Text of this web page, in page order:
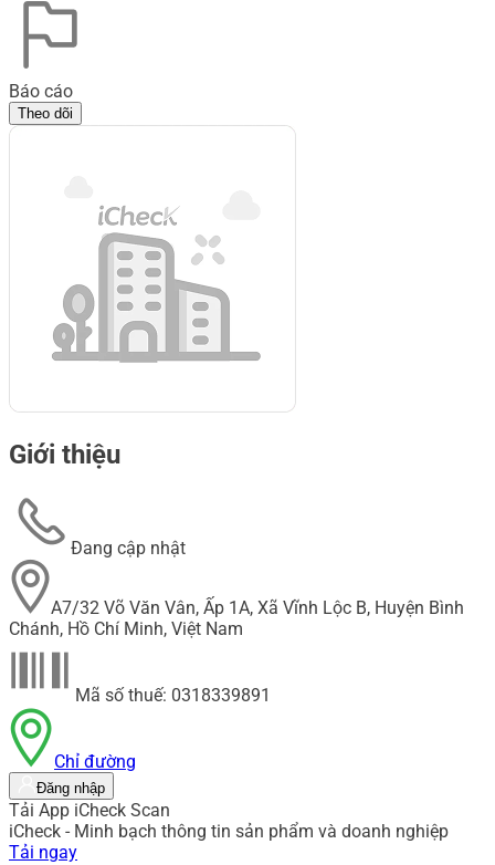
Báo cáo
Theo dõi
Giới thiệu
Đang cập nhật
A7/32 Võ Văn Vân, Ấp 1A, Xã Vĩnh Lộc B, Huyện Bình
Chánh, Hồ Chí Minh, Việt Nam
Mã số thuế: 0318339891
Chỉ đường
Đăng nhập
Tải App iCheck Scan
iCheck - Minh bạch thông tin sản phẩm và doanh nghiệp
Tải ngay